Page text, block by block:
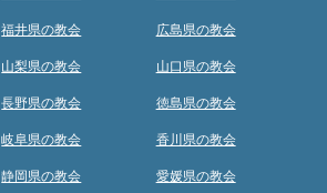
福井県の教会
山梨県の教会
長野県の教会
岐阜県の教会
静岡県の教会
広島県の教会
山口県の教会
徳島県の教会
香川県の教会
愛媛県の教会